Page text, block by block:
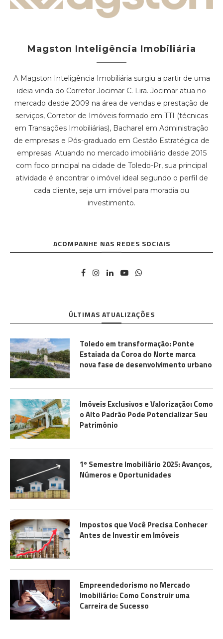
Magston Inteligência Imobiliária
A Magston Inteligência Imobiliária surgiu a partir de uma
ideia vinda do Corretor Jocimar C. Lira. Jocimar atua no
mercado desde 2009 na área de vendas e prestação de
serviços, Corretor de Imóveis formado em TTI (técnicas
em Transações Imobiliárias), Bacharel em Administração
de empresas e Pós-graduado em Gestão Estratégica de
empresas. Atuando no mercado imobiliário desde 2015
com foco principal na cidade de Toledo-Pr, sua principal
atividade é encontrar o imóvel ideal segundo o perfil de
cada cliente, seja um imóvel para moradia ou
investimento.
ACOMPANHE NAS REDES SOCIAIS
ÚLTIMAS ATUALIZAÇÕES
Toledo em transformação: Ponte
Estaiada da Coroa do Norte marca
nova fase de desenvolvimento urbano
Imóveis Exclusivos e Valorização: Como
o Alto Padrão Pode Potencializar Seu
Patrimônio
1º Semestre Imobiliário 2025: Avanços,
Números e Oportunidades
Impostos que Você Precisa Conhecer
Antes de Investir em Imóveis
Empreendedorismo no Mercado
Imobiliário: Como Construir uma
Carreira de Sucesso